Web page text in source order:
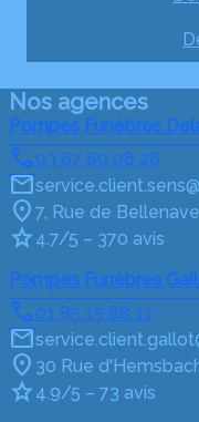
Nos agences
Pompes Funèbres
03 67 80 08 28
7, Rue de
4.7/5 – 370 avis
Pompes Funèbres
01 85 15 88 11
30 Rue
4.9/5 – 73 avis